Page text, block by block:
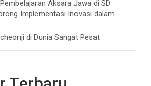
Aksara Jawa di SD
Implementasi Inovasi dalam
di Dunia Sangat Pesat